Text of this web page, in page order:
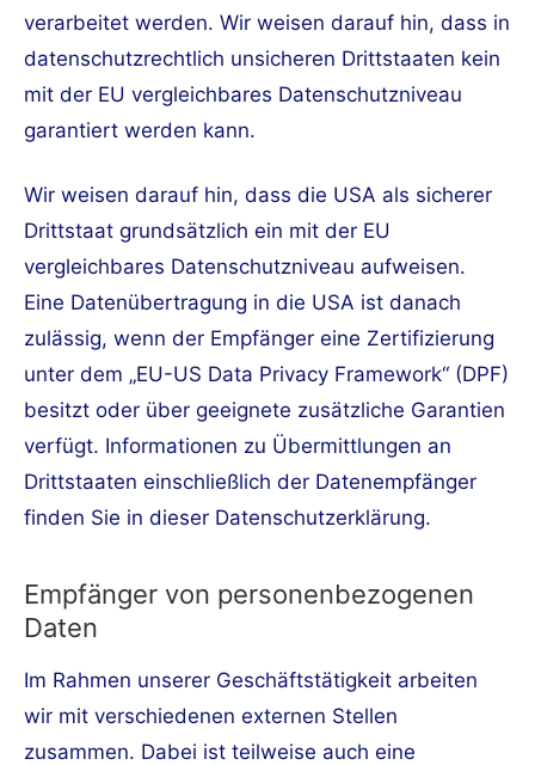
verarbeitet werden. Wir weisen darauf hin, dass in
datenschutzrechtlich unsicheren Drittstaaten kein
mit der EU vergleichbares Datenschutzniveau
garantiert werden kann.
Wir weisen darauf hin, dass die USA als sicherer
Drittstaat grundsätzlich ein mit der EU
vergleichbares Datenschutzniveau aufweisen.
Eine Datenübertragung in die USA ist danach
zulässig, wenn der Empfänger eine Zertifizierung
unter dem „EU-US Data Privacy Framework“ (DPF)
besitzt oder über geeignete zusätzliche Garantien
verfügt. Informationen zu Übermittlungen an
Drittstaaten einschließlich der Datenempfänger
finden Sie in dieser Datenschutzerklärung.
Empfänger von personenbezogenen
Daten
Im Rahmen unserer Geschäftstätigkeit arbeiten
wir mit verschiedenen externen Stellen
zusammen. Dabei ist teilweise auch eine